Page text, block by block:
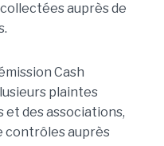
auprès de
Cash
plaintes
et des associations,
contrôles auprès